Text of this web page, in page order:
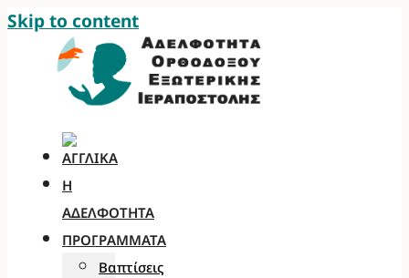
Skip to content
Η
ΑΔΕΛΦΌΤΗΤΑ
ΠΡΟΓΡΆΜΜΑΤΑ
Βαπτίσεις